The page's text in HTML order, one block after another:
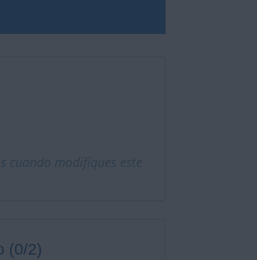
cuando modifiques este
(0/2)